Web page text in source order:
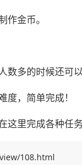
金币。
多的时候还可以
，简单完成！
里完成各种任务
108.html